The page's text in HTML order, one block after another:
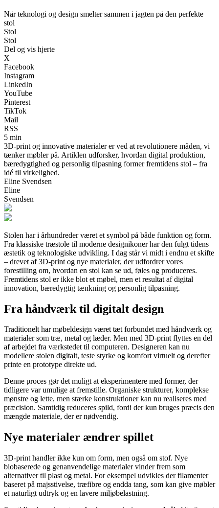
Når teknologi og design smelter sammen i jagten på den perfekte
stol
Stol
Stol
Del og vis hjerte
X
Facebook
Instagram
LinkedIn
YouTube
Pinterest
TikTok
Mail
RSS
5 min
3D-print og innovative materialer er ved at revolutionere måden, vi
tænker møbler på. Artiklen udforsker, hvordan digital produktion,
bæredygtighed og personlig tilpasning former fremtidens stol – fra
idé til virkelighed.
Eline Svendsen
Eline
Svendsen
Stolen har i århundreder været et symbol på både funktion og form.
Fra klassiske træstole til moderne designikoner har den fulgt tidens
æstetik og teknologiske udvikling. I dag står vi midt i endnu et skifte
– drevet af 3D-print og nye materialer, der udfordrer vores
forestilling om, hvordan en stol kan se ud, føles og produceres.
Fremtidens stol er ikke blot et møbel, men et resultat af digital
innovation, bæredygtig tænkning og personlig tilpasning.
Fra håndværk til digitalt design
Traditionelt har møbeldesign været tæt forbundet med håndværk og
materialer som træ, metal og læder. Men med 3D-print flyttes en del
af arbejdet fra værkstedet til computeren. Designeren kan nu
modellere stolen digitalt, teste styrke og komfort virtuelt og derefter
printe en prototype direkte ud.
Denne proces gør det muligt at eksperimentere med former, der
tidligere var umulige at fremstille. Organiske strukturer, komplekse
mønstre og lette, men stærke konstruktioner kan nu realiseres med
præcision. Samtidig reduceres spild, fordi der kun bruges præcis den
mængde materiale, der er nødvendig.
Nye materialer ændrer spillet
3D-print handler ikke kun om form, men også om stof. Nye
biobaserede og genanvendelige materialer vinder frem som
alternativer til plast og metal. For eksempel udvikles der filamenter
baseret på majsstivelse, træfibre og endda tang, som kan give møbler
et naturligt udtryk og en lavere miljøbelastning.